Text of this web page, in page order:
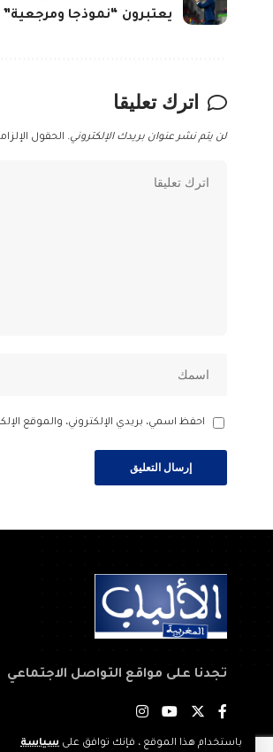
باستخدام هذا الموقع ، فإنك توافق على سياسة
يعتبرون “نموذجا ومرجعية”
اترك تعليقا
لن يتم نشر عنوان بريدك الإلكتروني. الحقول
احفظ اسمي، بريدي الإلكتروني، والموقع
تجدنا على مواقع التواصل الاجتماعي